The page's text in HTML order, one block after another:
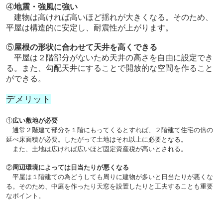
④地震・強風に強い
建物は高ければ高いほど揺れが大きくなる。そのため、
平屋は構造的に安定し、耐震性が上がります。
⑤屋根の形状に合わせて天井を高くできる
平屋は２階部分がないため天井の高さを自由に設定でき
る。また、勾配天井にすることで開放的な空間を作ること
ができる。
デメリット
①広い敷地が必要
通常２階建て部分を１階にもってくるとすれば、２階建て住宅の倍の
延べ床面積が必要。したがって土地はそれ以上に必要となる。
また、土地は広ければ広いほど固定資産税が高いとされる。
②周辺環境によっては日当たりが悪くなる
平屋は１階建ての為どうしても周りに建物が多いと日当たりが悪くな
る。そのため、中庭を作ったり天窓を設置したりと工夫することも重要
なポイント。